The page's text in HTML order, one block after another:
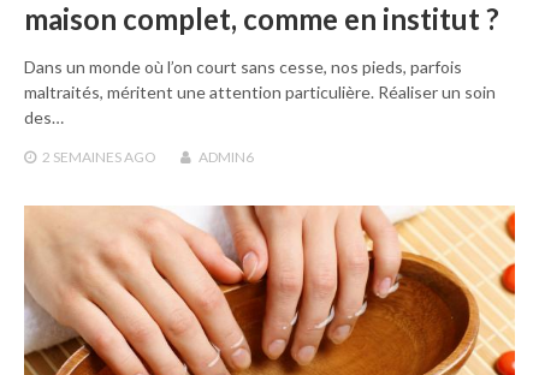
maison complet, comme en institut ?
Dans un monde où l’on court sans cesse, nos pieds, parfois
maltraités, méritent une attention particulière. Réaliser un soin
des…
2 SEMAINESAGO ADMIN6